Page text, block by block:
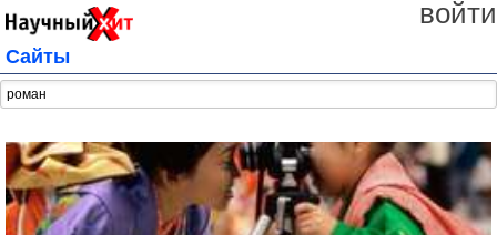
войти
Сайты